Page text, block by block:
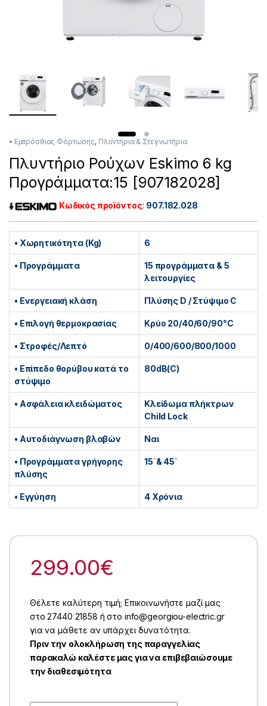
• Εμπρόσθιας Φόρτωσης, Πλυντήρια & Στεγνωτήρια
Πλυντήριο Ρούχων Eskimo 6 kg
Προγράμματα:15 [907182028]
Κωδικός προϊόντος: 907.182.028
• Χωρητικότητα (Kg) 6
• Προγράμματα
15 προγράμματα & 5
λειτουργίες
• Ενεργειακή κλάση Πλύσης D / Στύψιμο C
• Επιλογή θερμοκρασίας Κρύο 20/40/60/90°C
• Στροφές/Λεπτό 0/400/600/800/1000
• Επίπεδο θορύβου κατά το
στύψιμο
80dB(C)
• Ασφάλεια κλειδώματος
Κλείδωμα πλήκτρων
Child Lock
• Αυτοδιάγνωση βλαβών Ναι
• Προγράμματα γρήγορης
πλύσης
15΄& 45΄
• Εγγύηση 4 Χρόνια
299.00€
Θέλετε καλύτερη τιμή; Επικοινωνήστε μαζί μας
στο 27440 21858 ή στο info@georgiou-electric.gr
για να μάθετε αν υπάρχει δυνατότητα.
Πριν την ολοκλήρωση της παραγγελίας
παρακαλώ καλέστε μας για να επιβεβαιώσουμε
την διαθεσιμότητα